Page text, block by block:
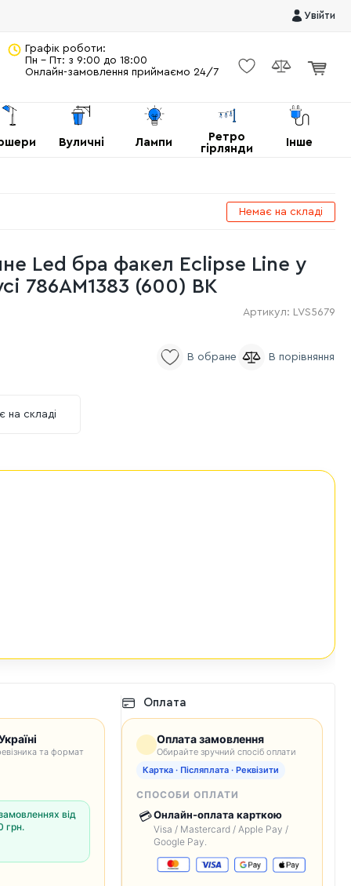
Увійти
Графік роботи:
Пн - Пт: з 9:00 до 18:00
Онлайн-замовлення приймаємо 24/7
Вуличні Лампи
Ретро
гірлянди
Інше
Немає на складі
Led бра факел Eclipse Line у
786AM1383 (600) BK
Артикул: LVS5679
на складі
та формат
від
грн.
Оплата
Оплата замовлення
Обирайте зручний спосіб оплати
Картка · Післяплата · Реквізити
СПОСОБИ ОПЛАТИ
💳Онлайн-оплата карткою
Visa / Mastercard / Apple Pay /
Google Pay.